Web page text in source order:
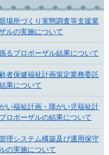
場所づくり実態調査等支援業
ルの実施について
るプロポーザル結果について
者保健福祉計画策定業務委託
果について
い福祉計画・障がい児福祉計
ロポーザルの結果について
理システム構築及び運用保守
の実施について